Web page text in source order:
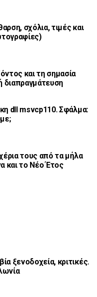
σχόλια, τιμές και
και τη σημασία
διαπραγμάτευση
dll msvcp110. Σφάλμα:
τους από τα μήλα
και το Νέο Έτος
ξενοδοχεία, κριτικές.